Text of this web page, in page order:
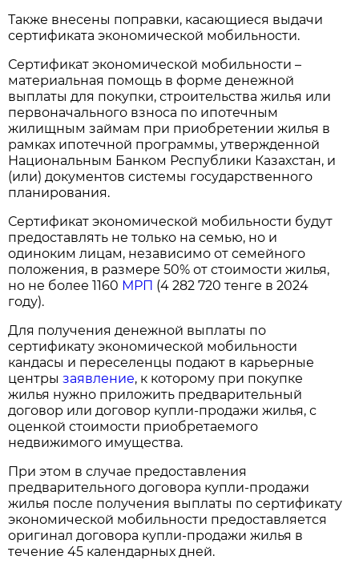
Также внесены поправки, касающиеся выдачи
сертификата экономической мобильности.
Сертификат экономической мобильности –
материальная помощь в форме денежной
выплаты для покупки, строительства жилья или
первоначального взноса по ипотечным
жилищным займам при приобретении жилья в
рамках ипотечной программы, утвержденной
Национальным Банком Республики Казахстан, и
(или) документов системы государственного
планирования.
Сертификат экономической мобильности будут
предоставлять не только на семью, но и
одиноким лицам, независимо от семейного
положения, в размере 50% от стоимости жилья,
но не более 1160 МРП (4 282 720 тенге в 2024
году).
Для получения денежной выплаты по
сертификату экономической мобильности
кандасы и переселенцы подают в карьерные
центрызаявление, к которому при покупке
жилья нужно приложить предварительный
договор или договор купли-продажи жилья, с
оценкой стоимости приобретаемого
недвижимого имущества.
При этом в случае предоставления
предварительного договора купли-продажи
жилья после получения выплаты по сертификату
экономической мобильности предоставляется
оригинал договора купли-продажи жилья в
течение 45 календарных дней.